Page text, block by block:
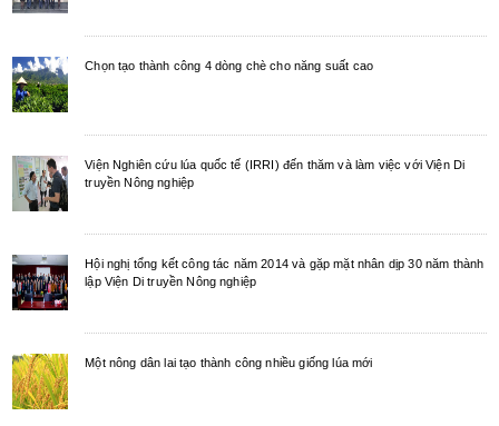
Chọn tạo thành công 4 dòng chè cho năng suất cao
Viện Nghiên cứu lúa quốc tế (IRRI) đến thăm và làm việc với Viện Di
truyền Nông nghiệp
Hội nghị tổng kết công tác năm 2014 và gặp mặt nhân dịp 30 năm thành
lập Viện Di truyền Nông nghiệp
Một nông dân lai tạo thành công nhiều giống lúa mới